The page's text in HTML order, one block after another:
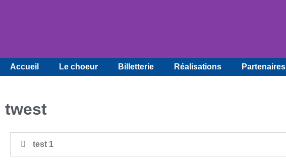
Accueil Le choeur Billetterie Réalisations Partenaires
twest
test 1